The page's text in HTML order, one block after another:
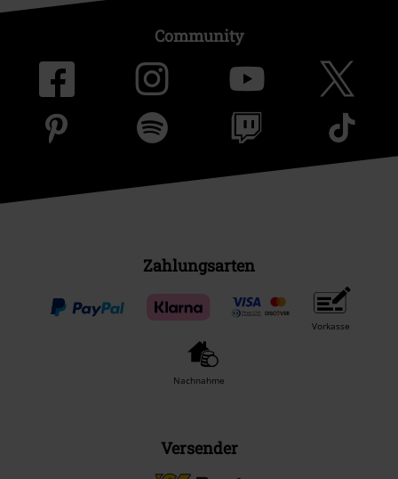
Community
Zahlungsarten
Vorkasse
Nachnahme
Versender